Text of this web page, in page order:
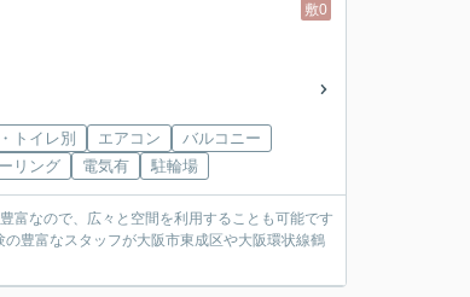
敷0
トイレ別 エアコン
バルコニー
リング
電気有 駐輪場
富なので、広々と空間を利用することも可能です
豊富なスタッフが大阪市東成区や大阪環状線鶴